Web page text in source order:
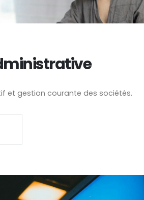
et gestion courante des sociétés.